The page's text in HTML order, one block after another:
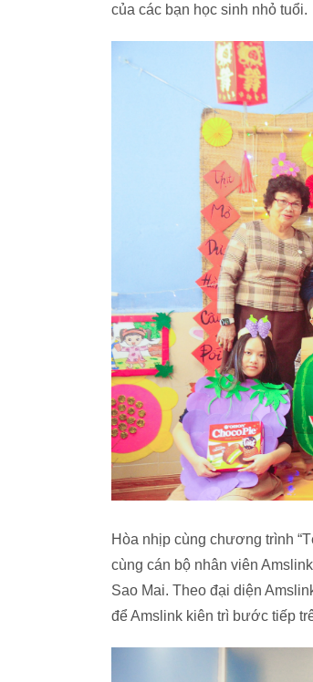
của các bạn học sinh nhỏ tuổi.
Hòa nhịp cùng chương trình
cùng cán bộ nhân viên
Sao Mai. Theo đại diện
để Amslink kiên trì bước tiếp